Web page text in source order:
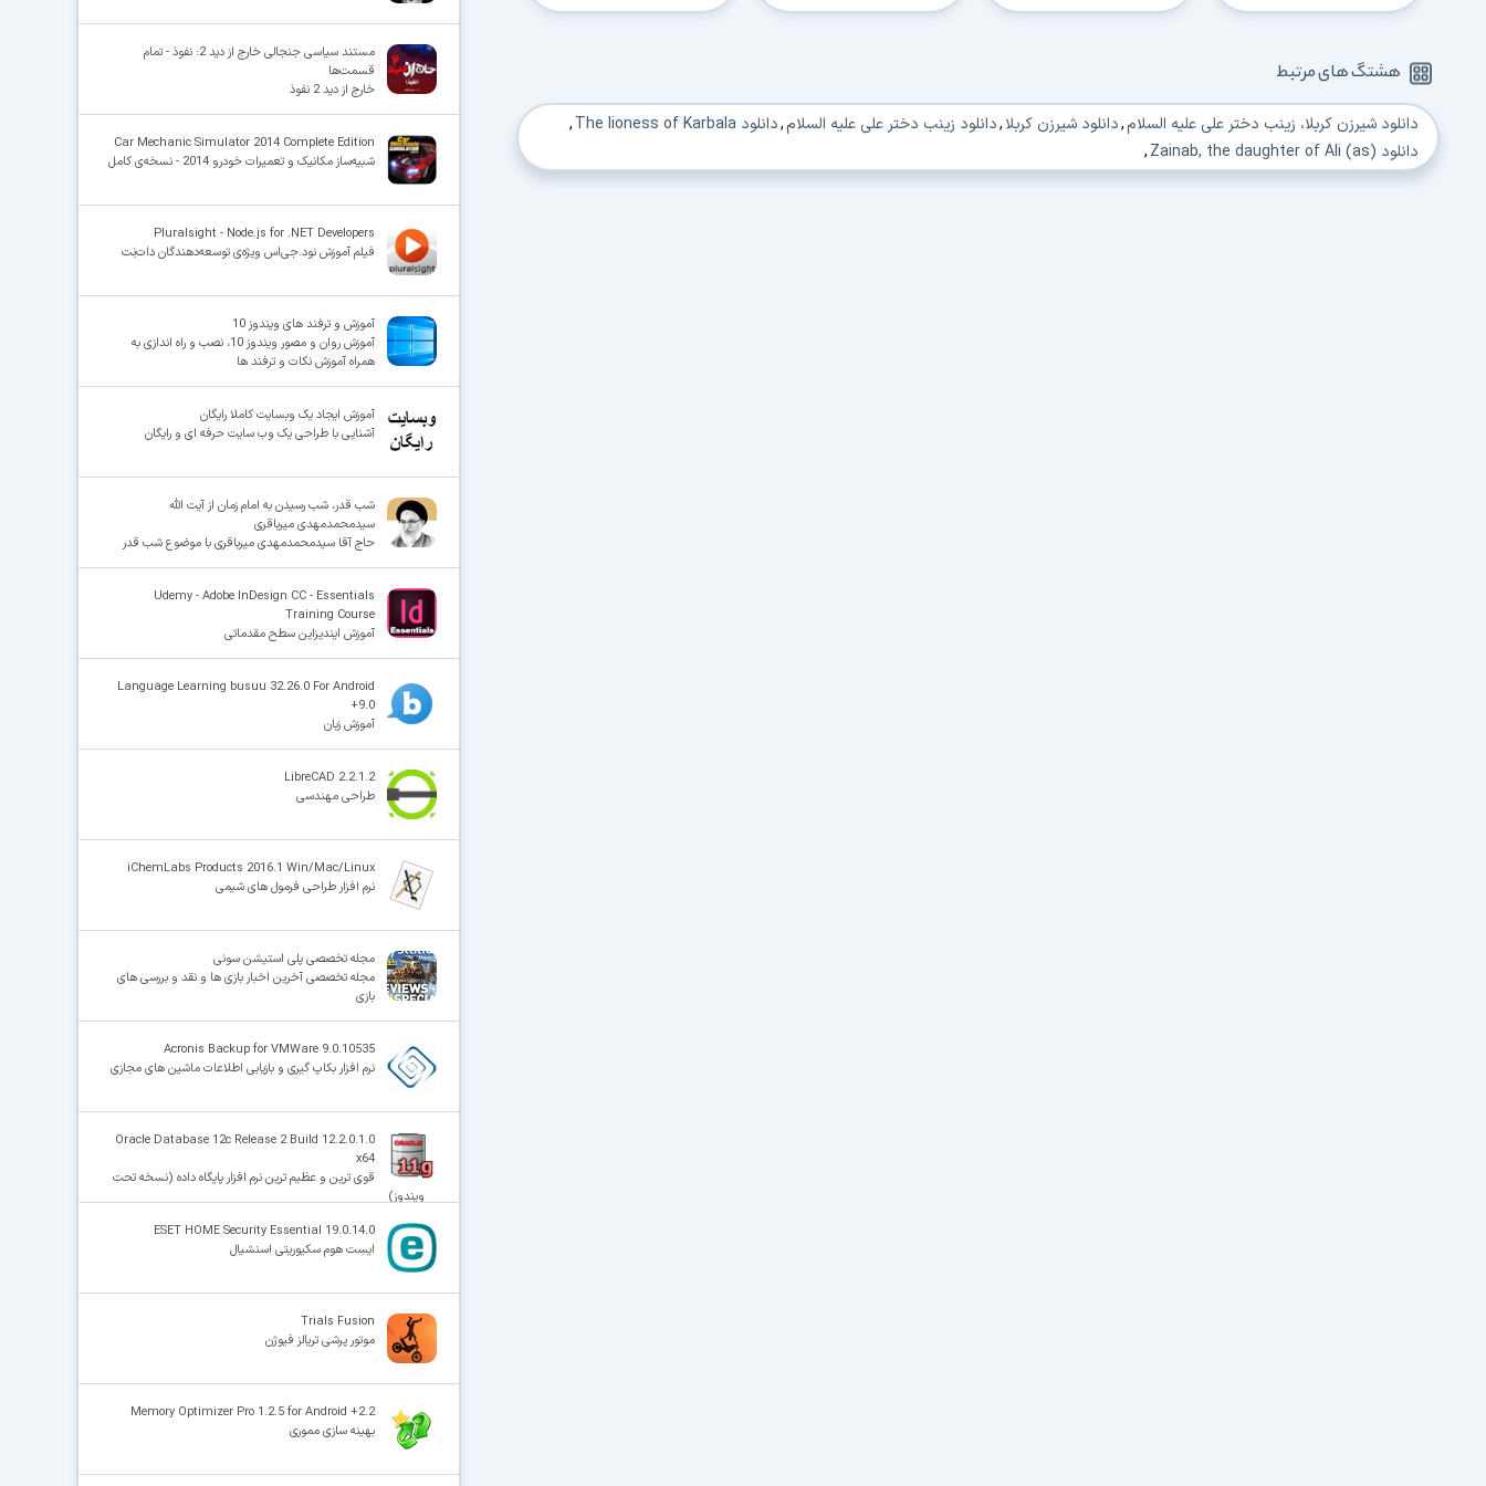
هشتگ های مرتبط
دانلود شیرزن کربلا، زینب دختر علی علیه السلام,دانلود شیرزن کربلا,دانلود زینب دختر علی علیه السلام,دانلود The lioness of Karbala
,
دانلود Zainab, the daughter of Ali (as)
,
مستند سیاسی جنجالی خارج از دید 2: نفوذ - تمام
قسمت‌ها
خارج از دید 2 نفوذ
Car Mechanic Simulator 2014 Complete Edition
شبیه‌ساز مکانیک و تعمیرات خودرو 2014 - نسخه‌ی کامل
Pluralsight - Node.js for .NET Developers
فیلم آموزش نود.جی‌اس ویژه‌ی توسعه‌دهندگان دات‌نِت
آموزش و ترفند های ویندوز 10
آموزش روان و مصور ویندوز 10، نصب و راه اندازی به
همراه آموزش نکات و ترفند ها
آموزش ایجاد یک وبسایت کاملا رایگان
آشنایی با طراحی یک وب سایت حرفه ای و رایگان
شب قدر، شب رسیدن به امام زمان از آیت الله
سیدمحمدمهدی میرباقری
حاج آقا سیدمحمدمهدی میرباقری با موضوع شب قدر
Udemy - Adobe InDesign CC - Essentials
Training Course
آموزش ایندیزاین سطح مقدماتی
Language Learning busuu 32.26.0 For Android
+9.0
آموزش زبان
LibreCAD 2.2.1.2
طراحی مهندسی
iChemLabs Products 2016.1 Win/Mac/Linux
نرم افزار طراحی فرمول های شیمی
مجله تخصصی پلی استیشن سونی
مجله تخصصی آخرین اخبار بازی ها و نقد و بررسی های
بازی
Acronis Backup for VMWare 9.0.10535
نرم افزار بکاپ گیری و بازیابی اطلاعات ماشین های مجازی
Oracle Database 12c Release 2 Build 12.2.0.1.0
x64
قوی ترین و عظیم ترین نرم افزار پایگاه داده (نسخه تحت
ویندوز)
ESET HOME Security Essential 19.0.14.0
ایسِت هوم سکیوریتی اسنشیال
Trials Fusion
موتور پرشی تریالز فیوژن
Memory Optimizer Pro 1.2.5 for Android +2.2
بهینه سازی مموری
کاربردی
✓ حداکثر سرعت پهنای باند: استفاده از تمام سرعت اینترنت با ۳۲ کانکشن